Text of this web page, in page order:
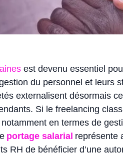
est devenu essentiel
du personnel et leurs
externalisent désormais
Si le freelancing
en termes de
portage salarial représente
RH de bénéficier d’une